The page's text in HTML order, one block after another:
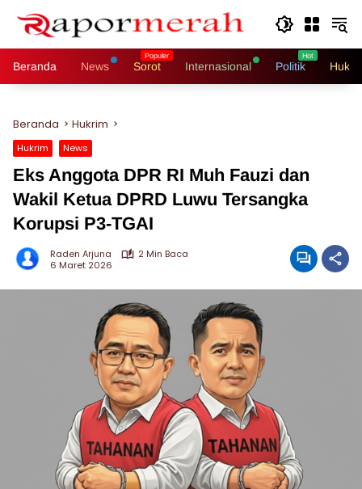
Beranda News Sorot Internasional Politik
Beranda Hukrim
Hukrim News
Eks Anggota DPR RI Muh Fauzi dan
Wakil Ketua DPRD Luwu Tersangka
Korupsi P3-TGAI
Raden Arjuna
2 Min Baca
6 Maret 2026